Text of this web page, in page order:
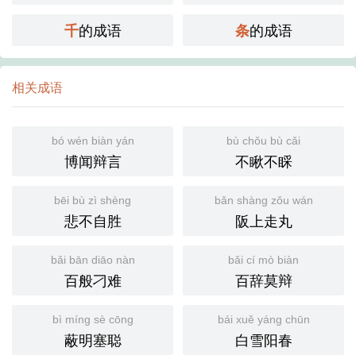
千的成语 条的成语
相关成语
bó wén biàn yán
博闻辩言
bù chǒu bù cǎi
不瞅不睬
bēi bù zì shèng
悲不自胜
bǎn shàng zǒu wán
阪上走丸
bǎi bān diāo nàn
百般刁难
bǎi cí mò biàn
百辞莫辩
bì míng sè cōng
蔽明塞聪
bái xuě yáng chūn
白雪阳春